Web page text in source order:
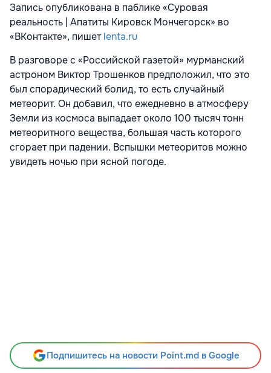
Запись опубликована в паблике «Суровая
реальность | Апатиты Кировск Мончегорск» во
«ВКонтакте», пишетlenta.ru
В разговоре с «Российской газетой» мурманский
астроном Виктор Трошенков предположил, что это
был спорадический болид, то есть случайный
метеорит. Он добавил, что ежедневно в атмосферу
Земли из космоса выпадает около 100 тысяч тонн
метеоритного вещества, большая часть которого
сгорает при падении. Вспышки метеоритов можно
увидеть ночью при ясной погоде.
Подпишитесь на новости Point.md в Google